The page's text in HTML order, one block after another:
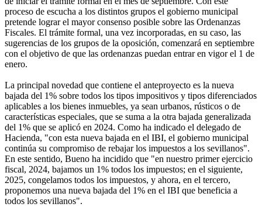
proceso de escucha a los distintos grupos el gobierno municipal
pretende lograr el mayor consenso posible sobre las Ordenanzas
Fiscales. El trámite formal, una vez incorporadas, en su caso, las
sugerencias de los grupos de la oposición, comenzará en septiembre
con el objetivo de que las ordenanzas puedan entrar en vigor el 1 de
enero.
La principal novedad que contiene el anteproyecto es la nueva
bajada del 1% sobre todos los tipos impositivos y tipos diferenciados
aplicables a los bienes inmuebles, ya sean urbanos, rústicos o de
características especiales, que se suma a la otra bajada generalizada
del 1% que se aplicó en 2024. Como ha indicado el delegado de
Hacienda, "con esta nueva bajada en el IBI, el gobierno municipal
continúa su compromiso de rebajar los impuestos a los sevillanos".
En este sentido, Bueno ha incidido que "en nuestro primer ejercicio
fiscal, 2024, bajamos un 1% todos los impuestos; en el siguiente,
2025, congelamos todos los impuestos, y ahora, en el tercero,
proponemos una nueva bajada del 1% en el IBI que beneficia a
todos los sevillanos".